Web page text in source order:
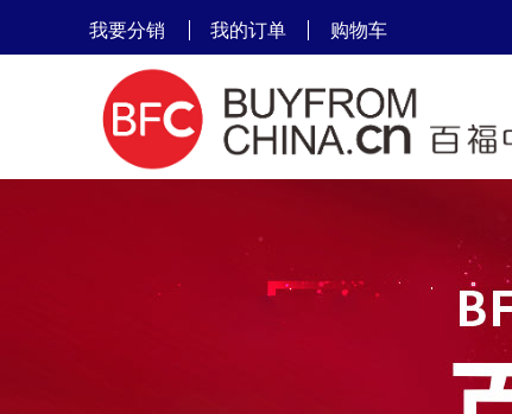
我的订单 购物车
我要分销